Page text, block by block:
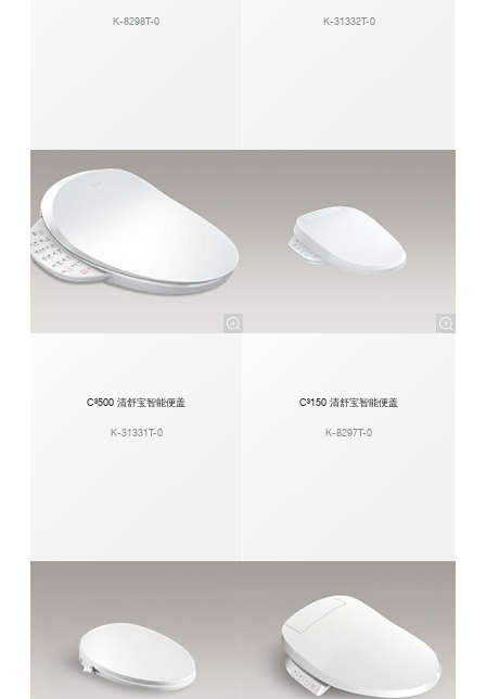
K-8298T-0 K-31332T-0
C³500 清舒宝智能便盖
K-31331T-0
C³150 清舒宝智能便盖
K-8297T-0